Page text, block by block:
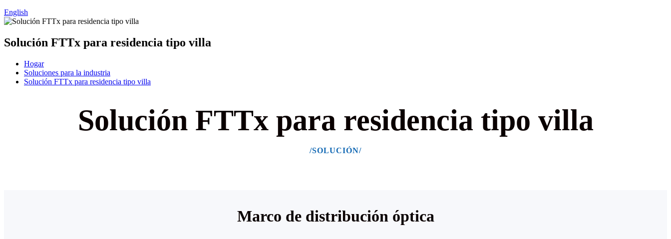
English
Solución FTTx para residencia tipo villa
Hogar
Soluciones para la industria
Solución FTTx para residencia tipo villa
Solución FTTx para residencia tipo villa
/SOLUCIÓN/
Marco de distribución óptica